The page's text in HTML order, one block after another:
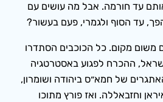
עד חורמה. אבל מה עושים עם
עד הסוף ולגמרי, פעם בעשור?
מקום. כל הכוכבים הסתדרו
ההכרח לפגוע באסטרטגיה
של חמא״ס ביהודה ושומרון,
וחזבאללה. ואז פורץ מתוכו